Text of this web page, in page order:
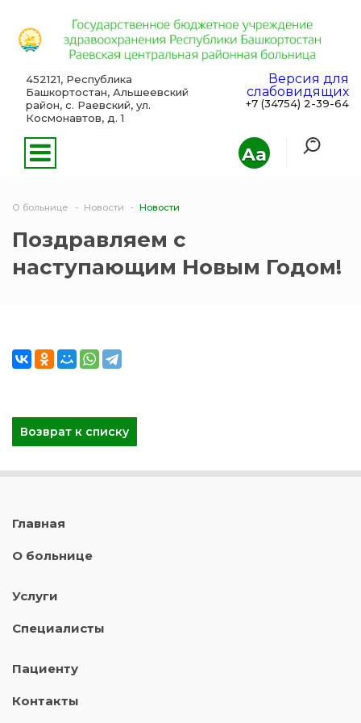
Aa
452121, Республика
Башкортостан, Альшеевский
район, с. Раевский, ул.
Космонавтов, д. 1
Версия для
слабовидящих
+7 (34754) 2-39-64
О больнице Новости Новости
Поздравляем с
наступающим Новым Годом!
Возврат к списку
Главная
О больнице
Услуги
Специалисты
Пациенту
Контакты